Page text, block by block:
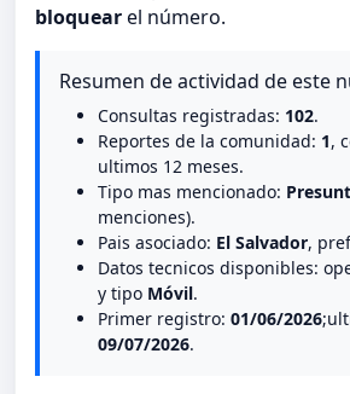
bloquearel número.
Resumen de actividad de este
Consultas registradas: 102.
Reportes de la comunidad: 1,
ultimos 12 meses.
Tipo mas mencionado:
menciones).
Pais asociado: El Salvador,
Datos tecnicos disponibles:
y tipo Móvil.
Primer registro: 01/06/2026
09/07/2026.